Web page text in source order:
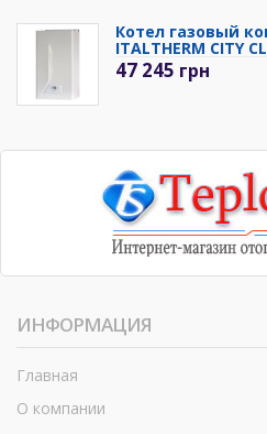
Котел газовый
ITALTHERM CITY
47 245 грн
ИНФОРМАЦИЯ
Главная
О компании